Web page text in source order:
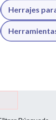
Herrajes